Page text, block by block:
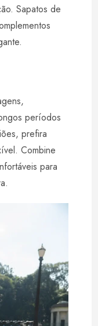
Sapatos de
períodos
prefira
Combine
para